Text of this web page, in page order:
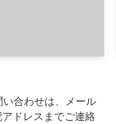
合わせは、メール
ドレスまでご連絡